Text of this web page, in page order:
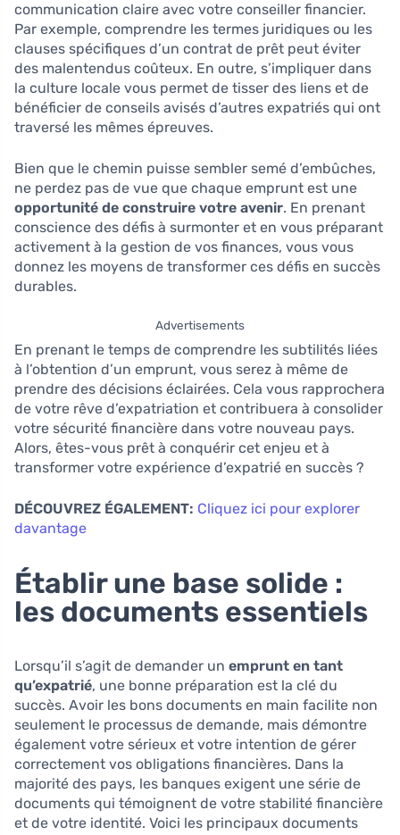
communication claire avec votre conseiller financier.
Par exemple, comprendre les termes juridiques ou les
clauses spécifiques d’un contrat de prêt peut éviter
des malentendus coûteux. En outre, s’impliquer dans
la culture locale vous permet de tisser des liens et de
bénéficier de conseils avisés d’autres expatriés qui ont
traversé les mêmes épreuves.
Bien que le chemin puisse sembler semé d’embûches,
ne perdez pas de vue que chaque emprunt est une
opportunité de construire votre avenir. En prenant
conscience des défis à surmonter et en vous préparant
activement à la gestion de vos finances, vous vous
donnez les moyens de transformer ces défis en succès
durables.
Advertisements
En prenant le temps de comprendre les subtilités liées
à l’obtention d’un emprunt, vous serez à même de
prendre des décisions éclairées. Cela vous rapprochera
de votre rêve d’expatriation et contribuera à consolider
votre sécurité financière dans votre nouveau pays.
Alors, êtes-vous prêt à conquérir cet enjeu et à
transformer votre expérience d’expatrié en succès ?
DÉCOUVREZ ÉGALEMENT: Cliquez ici pour explorer
davantage
Établir une base solide :
les documents essentiels
Lorsqu’il s’agit de demander un emprunt en tant
qu’expatrié, une bonne préparation est la clé du
succès. Avoir les bons documents en main facilite non
seulement le processus de demande, mais démontre
également votre sérieux et votre intention de gérer
correctement vos obligations financières. Dans la
majorité des pays, les banques exigent une série de
documents qui témoignent de votre stabilité financière
et de votre identité. Voici les principaux documents